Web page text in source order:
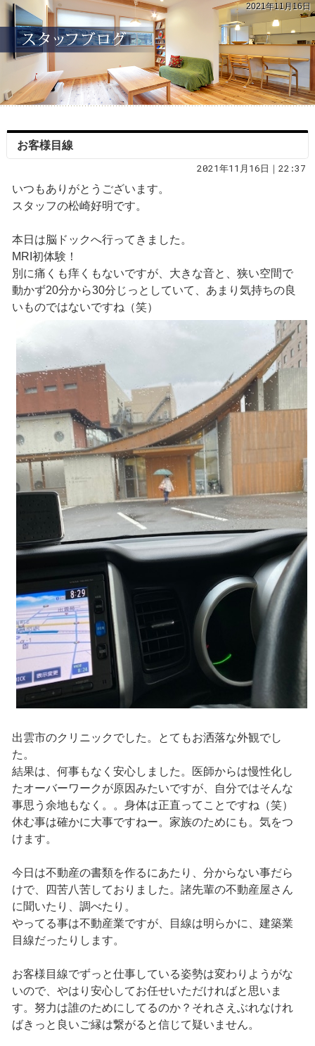
2021年11月16日
お客様目線
2021年11月16日｜22:37
いつもありがとうございます。
スタッフの松崎好明です。
本日は脳ドックへ行ってきました。
MRI初体験！
別に痛くも痒くもないですが、大きな音と、狭い空間で
動かず20分から30分じっとしていて、あまり気持ちの良
いものではないですね（笑）
出雲市のクリニックでした。とてもお洒落な外観でし
た。
結果は、何事もなく安心しました。医師からは慢性化し
たオーバーワークが原因みたいですが、自分ではそんな
事思う余地もなく。。身体は正直ってことですね（笑）
休む事は確かに大事ですねー。家族のためにも。気をつ
けます。
今日は不動産の書類を作るにあたり、分からない事だら
けで、四苦八苦しておりました。諸先輩の不動産屋さん
に聞いたり、調べたり。
やってる事は不動産業ですが、目線は明らかに、建築業
目線だったりします。
お客様目線でずっと仕事している姿勢は変わりようがな
いので、やはり安心してお任せいただければと思いま
す。努力は誰のためにしてるのか？それさえぶれなけれ
ばきっと良いご縁は繋がると信じて疑いません。